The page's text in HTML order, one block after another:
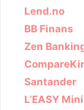
Lend.no
BB Finans
Zen
Santander
L’EASY